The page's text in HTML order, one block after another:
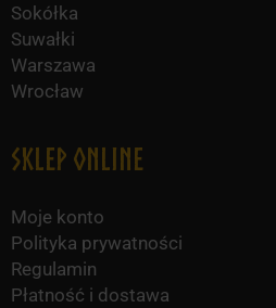
Sokółka
Suwałki
Warszawa
Wrocław
Sklep online
Moje konto
Polityka prywatności
Regulamin
Płatność i dostawa